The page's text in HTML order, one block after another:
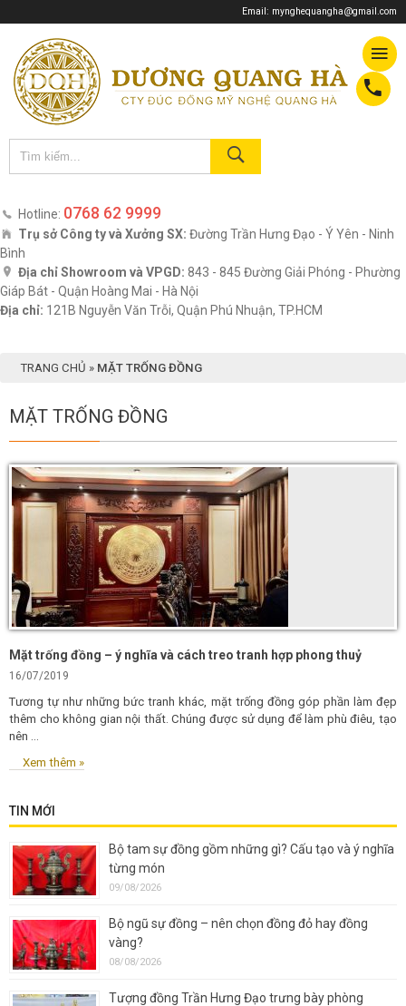
Email: mynghequangha@gmail.com
Hotline: 0768 62 9999
Trụ sở Công ty và Xưởng SX: Đường Trần Hưng Đạo - Ý Yên - Ninh
Bình
Địa chỉ Showroom và VPGD: 843 - 845 Đường Giải Phóng - Phường
Giáp Bát - Quận Hoàng Mai - Hà Nội
Địa chỉ: 121B Nguyễn Văn Trỗi, Quận Phú Nhuận, TP.HCM
TRANG CHỦ » MẶT TRỐNG ĐỒNG
MẶT TRỐNG ĐỒNG
Mặt trống đồng – ý nghĩa và cách treo tranh hợp phong thuỷ
16/07/2019
Tương tự như những bức tranh khác, mặt trống đồng góp phần làm đẹp
thêm cho không gian nội thất. Chúng được sử dụng để làm phù điêu, tạo
nên ...
Xem thêm »
TIN MỚI
Bộ tam sự đồng gồm những gì? Cấu tạo và ý nghĩa
từng món
09/08/2026
Bộ ngũ sự đồng – nên chọn đồng đỏ hay đồng
vàng?
08/08/2026
Tượng đồng Trần Hưng Đạo trưng bày phòng